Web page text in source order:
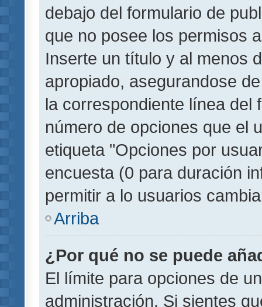
debajo del formulario de
que no posee los permisos
Inserte un título y al menos
apropiado, asegurandose
la correspondiente línea del
número de opciones que el
etiqueta "Opciones por
encuesta (0 para duración
permitir a lo usuarios
Arriba
¿Por qué no se puede
El límite para opciones de
administración. Si sientes